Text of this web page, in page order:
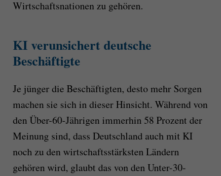
Wirtschaftsnationen zu gehören.
KI verunsichert deutsche
Beschäftigte
Je jünger die Beschäftigten, desto mehr Sorgen
machen sie sich in dieser Hinsicht. Während von
den Über-60-Jährigen immerhin 58 Prozent der
Meinung sind, dass Deutschland auch mit KI
noch zu den wirtschaftsstärksten Ländern
gehören wird, glaubt das von den Unter-30-